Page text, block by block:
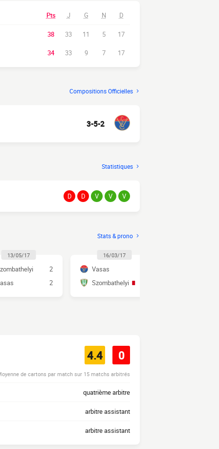
Pts J G N D
38 33 11 5 17
34 33 9 7 17
Compositions Officielles
3-5-2
Statistiques
D D V V V
Stats & prono
13/05/17
2
2
16/03/17
Vasas
Szombathelyi
4.4 0
de cartons par match sur 15 matchs arbitrés
quatrième arbitre
arbitre assistant
arbitre assistant